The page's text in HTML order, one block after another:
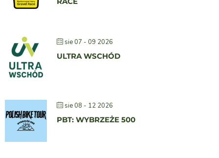
sie 07 - 09 2026
ULTRA WSCHÓD
sie 08 - 12 2026
PBT: WYBRZEŻE 500